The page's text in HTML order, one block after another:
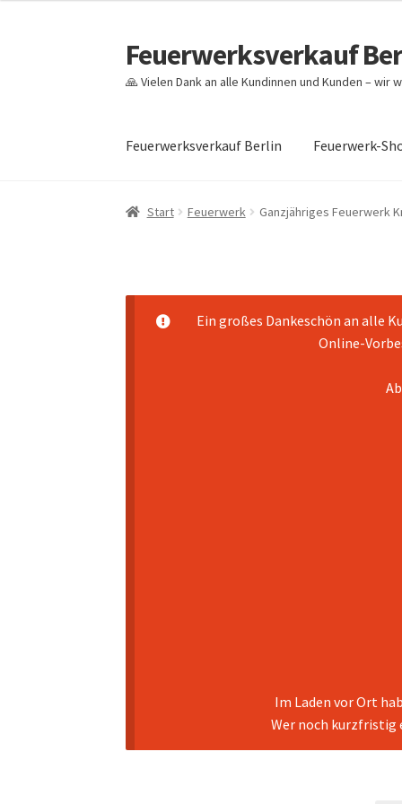
Zur
Navigation
springen
Zum
Inhalt
springen
Feuerwerksverkauf
🙏 Vielen Dank an alle Kundinnen und Kunden – wir
Feuerwerksverkauf Berlin Feuerwerk-
Start Cookie-Richtlinie (EU) Datenschutz
Start Feuerwerk Ganzjähriges Feuerwerk
Ein großes Dankeschön an alle
Online-
Im Laden vor Ort
Wer noch kurzfristig